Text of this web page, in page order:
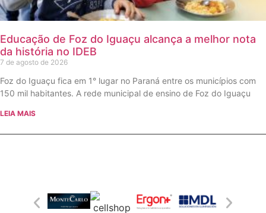
Educação de Foz do Iguaçu alcança a melhor nota
da história no IDEB
7 de agosto de 2026
Foz do Iguaçu fica em 1° lugar no Paraná entre os municípios com
150 mil habitantes. A rede municipal de ensino de Foz do Iguaçu
LEIA MAIS